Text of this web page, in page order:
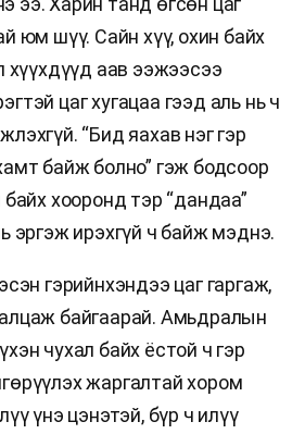
юм шүү. Сайн хүү, охин байх
хүүхдүүд аав ээжээсээ
цаг хугацаа гээд аль нь ч
“Бид яахав нэг гэр
байж болно” гэж бодсоор
байх хооронд тэр “дандаа”
эргэж ирэхгүй ч байж мэднэ.
гэрийнхэндээ цаг гаргаж,
байгаарай. Амьдралын
чухал байх ёстой ч гэр
жаргалтай хором
үнэ цэнэтэй, бүр ч илүү